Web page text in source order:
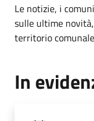
Le notizie, i
sulle ultime
territorio
In